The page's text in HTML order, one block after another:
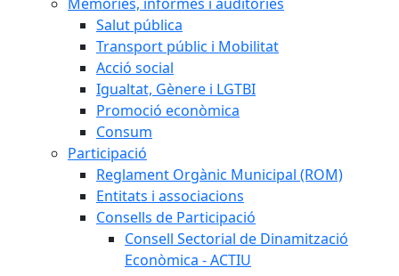
Salut pública
Transport públic i Mobilitat
Acció social
Igualtat, Gènere i LGTBI
Promoció econòmica
Consum
Participació
Reglament Orgànic Municipal (ROM)
Entitats i associacions
Consells de Participació
Consell Sectorial de Dinamització
Econòmica - ACTIU